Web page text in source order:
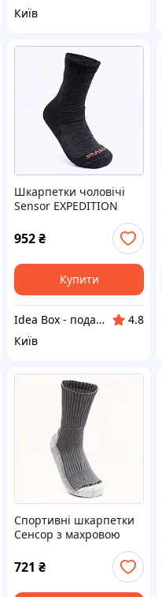
Київ
Шкарпетки чоловічі
Sensor EXPEDITION
MERINO 43-46 Чорно-
червоний iz16293,
952₴
Купити
Idea Box - подарки для всей семьи
4.8
Київ
Спортивні шкарпетки
Сенсор з махровою
стопою для ботинок,
B8E819921
721 ₴